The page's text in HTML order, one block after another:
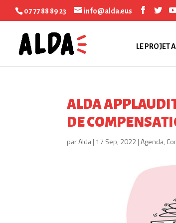
07 77 88 89 23 info@alda.eus
LE PROJET
ALDA
DE
parAlda| 17 Sep, 2022|Agenda,